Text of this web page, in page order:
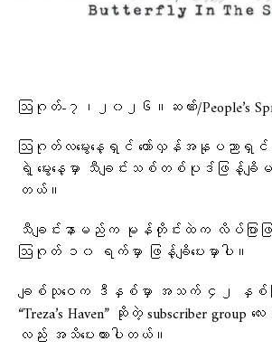
ဩဂုတ်-၇၊၂၀၂၆။ဆဏ်း/People’s
ဩဂုတ်လမွေးနေ့ရှင် တော်လှန်အနုပညာရှ
ရဲ့ မွေးနေ့မှာ သီချင်းသစ်တစ်ပုဒ်ဖြန့်ချိမ
တယ်။
သီချင်းနာမည်က မုန်တိုင်းထဲက လိပ်ပြာဖြ
ဩဂုတ် ၁၀ ရက်မှာ ဖြန့်ချိပေးမှာပါ။
ချစ်သုဝေက ဒီနှစ်မှာ အသက် ၄၂ နှစ်ပြ
“Treza’s Haven” ဆိုတဲ့ subscriber group လေ
လည်း အသိပေးထားပါတယ်။